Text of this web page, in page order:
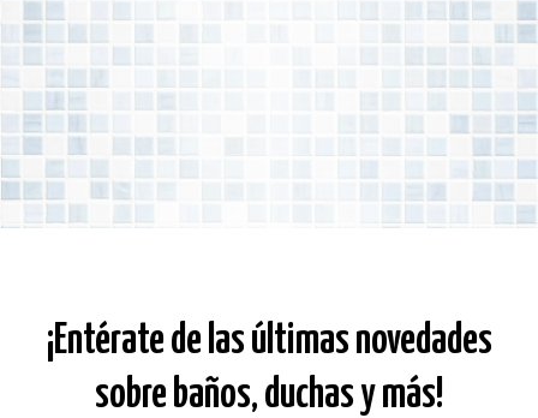
¡Entérate de las últimas novedades
sobre baños, duchas y más!